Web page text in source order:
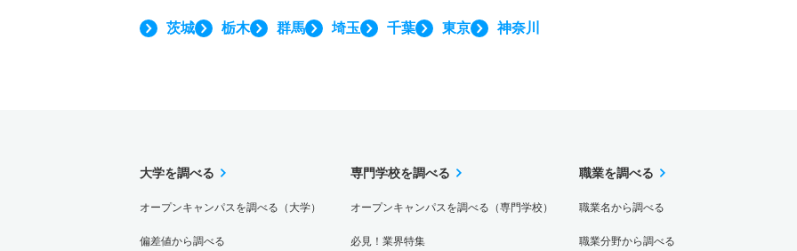
茨城 栃木 群馬 埼玉 千葉 東京 神奈川
大学を調べる
オープンキャンパスを調べる（大学）
偏差値から調べる
専門学校を調べる
オープンキャンパスを調べる（専門学校）
必見！業界特集
職業を調べる
職業名から調べる
職業分野から調べる